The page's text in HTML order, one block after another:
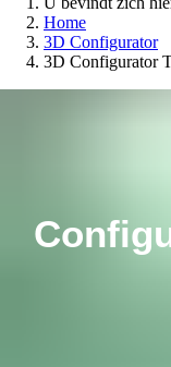
Home
3D Configurator
3D Configurator